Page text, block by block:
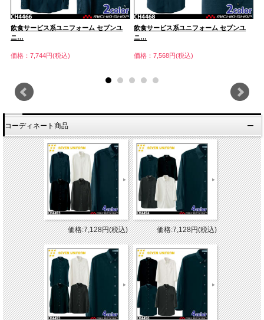
飲食サービス系ユニフォーム セブンユ
ニ…
価格：7,744円(税込)
飲食サービス系ユニフォーム セブンユ
ニ…
価格：7,568円(税込)
コーディネート商品
価格:7,128円(税込) 価格:7,128円(税込)